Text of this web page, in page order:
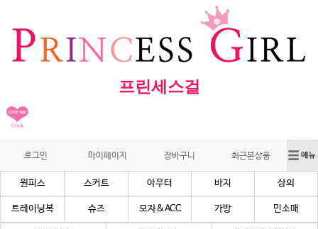
프린세스걸
로그인 마이페이지 장바구니 최근본상품
원피스 스커트 아우터 바지 상의
트레이닝복 슈즈 모자&ACC 가방 민소매